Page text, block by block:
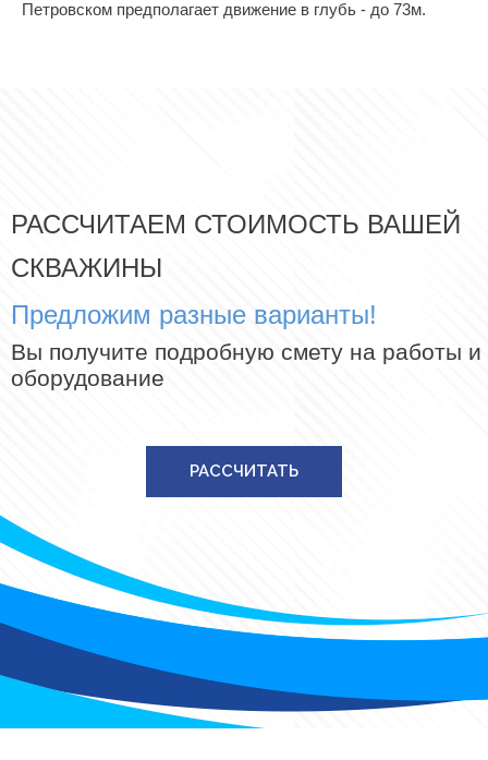
Петровском предполагает движение в глубь - до 73м.
РАССЧИТАЕМ СТОИМОСТЬ ВАШЕЙ
СКВАЖИНЫ
Предложим разные варианты!
Вы получите подробную смету на работы и
оборудование
РАССЧИТАТЬ